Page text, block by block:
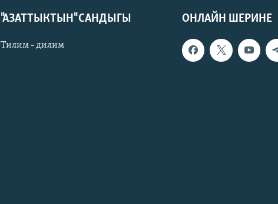
ОНЛАЙН ШЕРИНЕ
"АЗАТТЫКТЫН" САНДЫГЫ
Тилим - дилим